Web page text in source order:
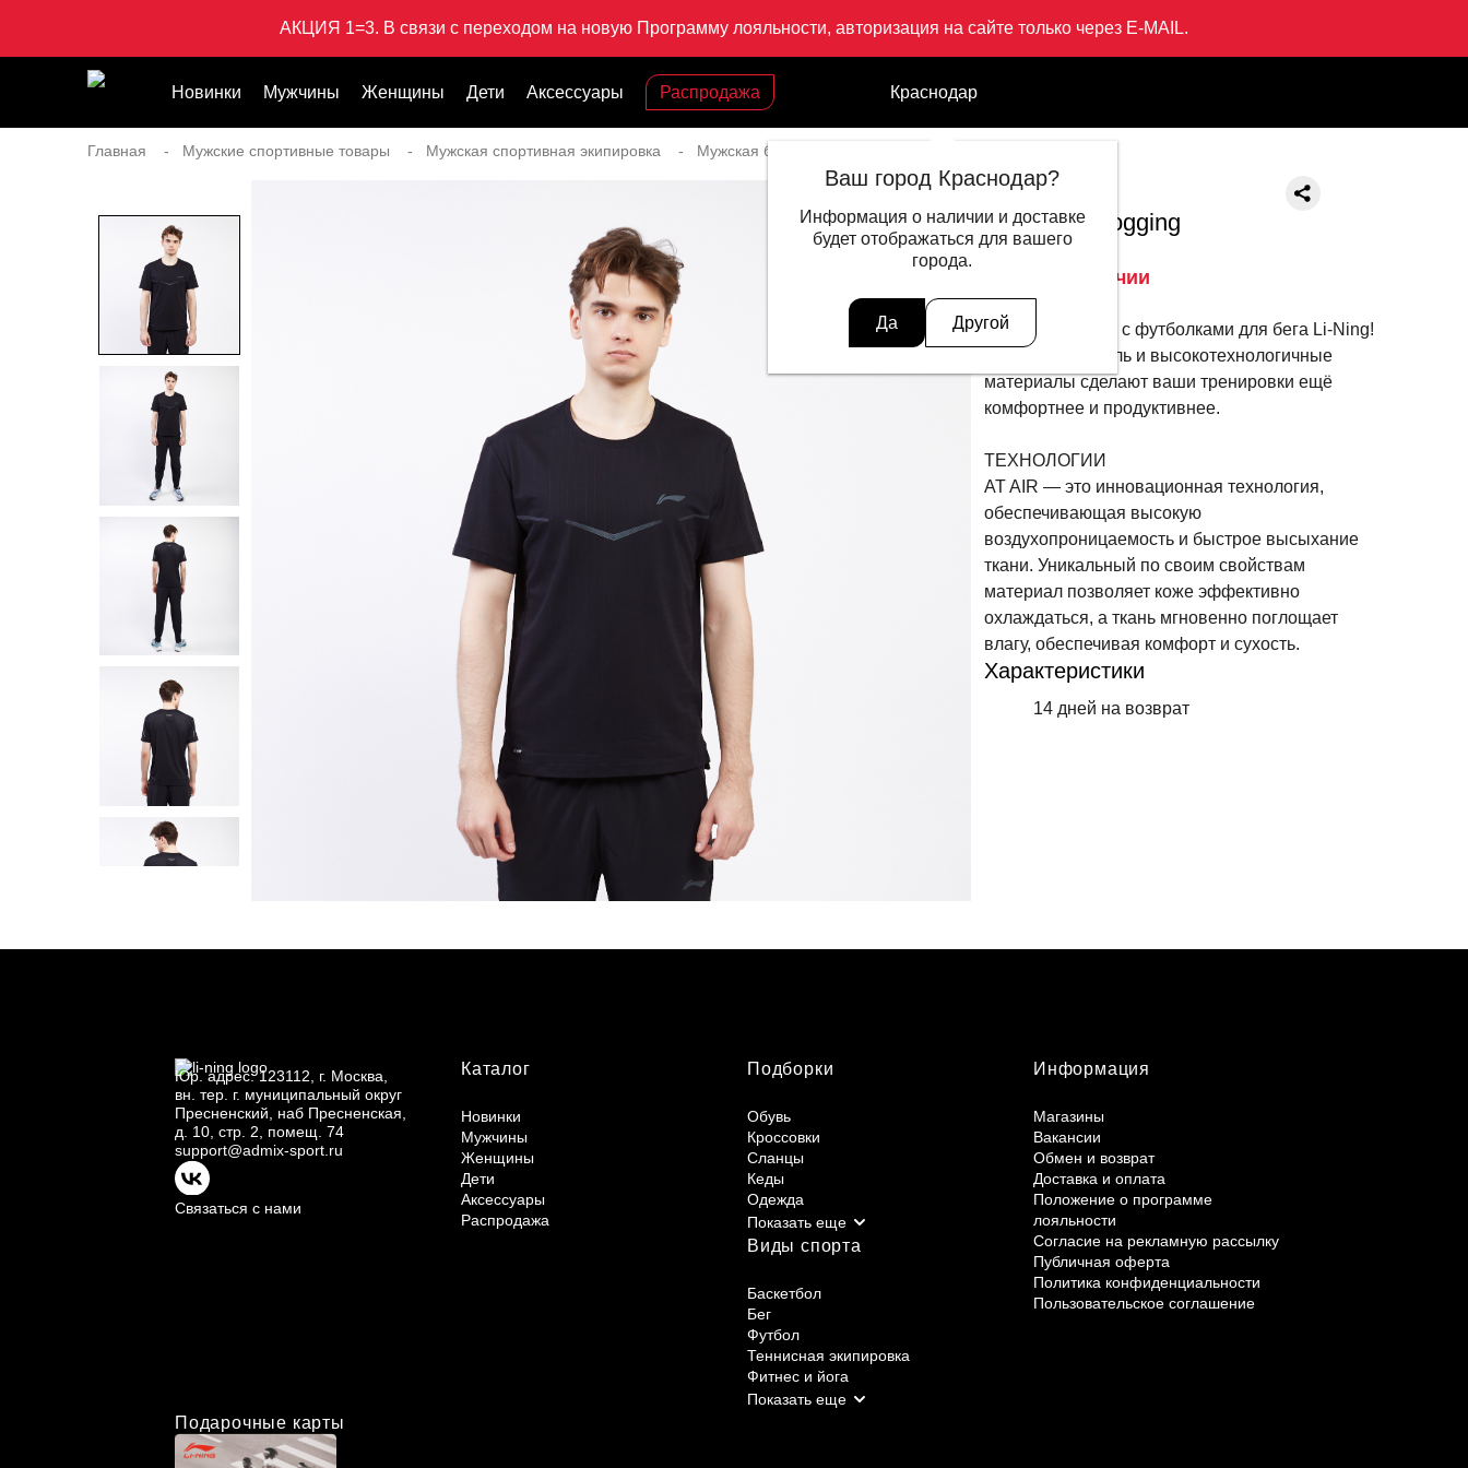
АКЦИЯ 1=3. В связи с переходом на новую Программу лояльности, авторизация на сайте только через E-MAIL.
Новинки Мужчины Женщины Дети Аксессуары Распродажа Краснодар
Ваш город Краснодар?
Информация о наличии и доставке
будет отображаться для вашего
города.
Да Другой
Главная Мужские спортивные товары Мужская спортивная экипировка Мужская беговая экипировка
LI-NING
Футболка Jogging
3 999 ₽
Нет в наличии
Описание
• Будь в тренде с футболками для бега Li-Ning!
Уникальный стиль и высокотехнологичные
материалы сделают ваши тренировки ещё
комфортнее и продуктивнее.
ТЕХНОЛОГИИ
AT AIR — это инновационная технология,
обеспечивающая высокую
воздухопроницаемость и быстрое высыхание
ткани. Уникальный по своим свойствам
материал позволяет коже эффективно
охлаждаться, а ткань мгновенно поглощает
влагу, обеспечивая комфорт и сухость.
Характеристики
14 дней на возврат
Юр. адрес: 123112, г. Москва,
вн. тер. г. муниципальный округ
Пресненский, наб Пресненская,
д. 10, стр. 2, помещ. 74
support@admix-sport.ru
Связаться с нами
Каталог
Новинки
Мужчины
Женщины
Дети
Аксессуары
Распродажа
Подборки
Обувь
Кроссовки
Сланцы
Кеды
Одежда
Виды спорта
Баскетбол
Бег
Футбол
Теннисная экипировка
Фитнес и йога
Информация
Магазины
Вакансии
Обмен и возврат
Доставка и оплата
Положение о программе
лояльности
Согласие на рекламную рассылку
Публичная оферта
Политика конфиденциальности
Пользовательское соглашение
Подарочные карты